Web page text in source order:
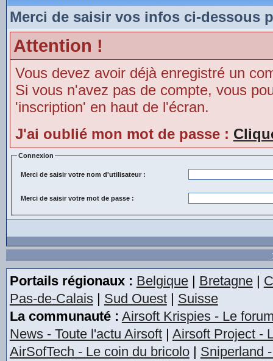
Merci de saisir vos infos ci-dessous
Attention !
Vous devez avoir déjà enregistré un
Si vous n'avez pas de compte, vous
'inscription' en haut de l'écran.
J'ai oublié mon mot de passe :
Connexion
Merci de saisir votre nom d'utilisateur :
Merci de saisir votre mot de passe :
Portails régionaux : Belgique| Bretagne|
Pas-de-Calais| Sud Ouest| Suisse
La communauté : Airsoft Krispies - Le
News - Toute l'actu Airsoft| Airsoft Project -
AirSofTech - Le coin du bricolo| Sniperland